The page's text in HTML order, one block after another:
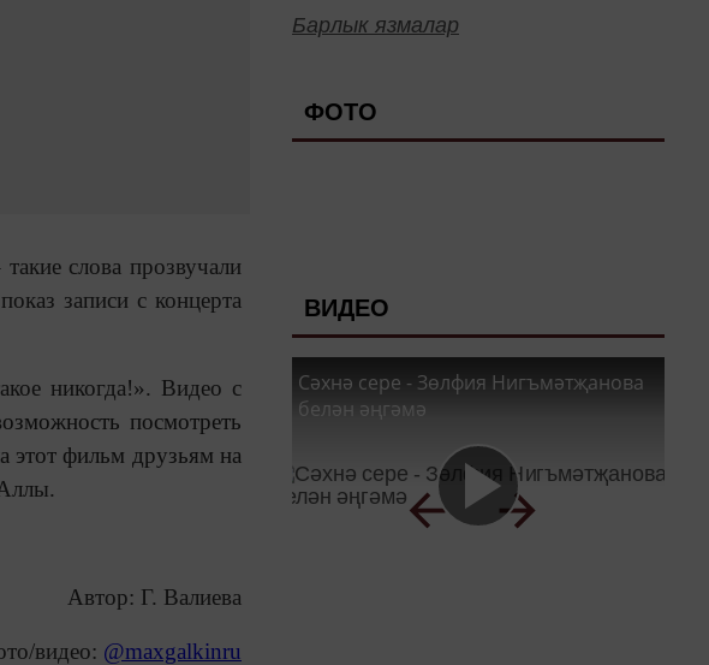
слова прозвучали
записи с концерта
никогда!». Видео с
посмотреть
этот фильм друзьям на
Автор: Г. Валиева
видео: @maxgalkinru
Барлык язмалар
ФОТО
ВИДЕО
Сәхнә сере - Зөлфия Нигъмәтҗанова
белән әңгәмә